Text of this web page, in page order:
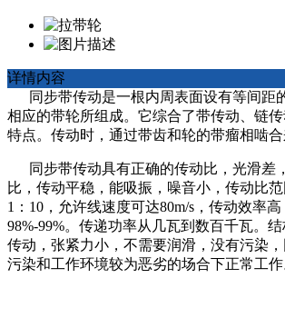
详情内容
同步带传动是一根内周表面设有等间距
相应的带轮所组成。它综合了带传动、链
特点。传动时，通过带齿和轮的带瘤相啮
同步带传动具有正确的传动比，光滑差
比，传动平稳，能吸振，噪音小，传动比
1：10，允许线速度可达80m/s，传动效率
98%-99%。传递功率从几瓦到数百千瓦。
传动，张紧力小，不需要润滑，没有污染
污染和工作环境较为恶劣的场合下正常工作